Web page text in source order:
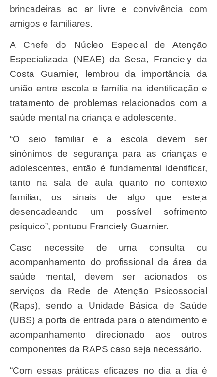
brincadeiras ao ar livre e convivência com
amigos e familiares.
A Chefe do Núcleo Especial de Atenção
Especializada (NEAE) da Sesa, Franciely da
Costa Guarnier, lembrou da importância da
união entre escola e família na identificação e
tratamento de problemas relacionados com a
saúde mental na criança e adolescente.
“O seio familiar e a escola devem ser
sinônimos de segurança para as crianças e
adolescentes, então é fundamental identificar,
tanto na sala de aula quanto no contexto
familiar, os sinais de algo que esteja
desencadeando um possível sofrimento
psíquico”, pontuou Franciely Guarnier.
Caso necessite de uma consulta ou
acompanhamento do profissional da área da
saúde mental, devem ser acionados os
serviços da Rede de Atenção Psicossocial
(Raps), sendo a Unidade Básica de Saúde
(UBS) a porta de entrada para o atendimento e
acompanhamento direcionado aos outros
componentes da RAPS caso seja necessário.
“Com essas práticas eficazes no dia a dia é